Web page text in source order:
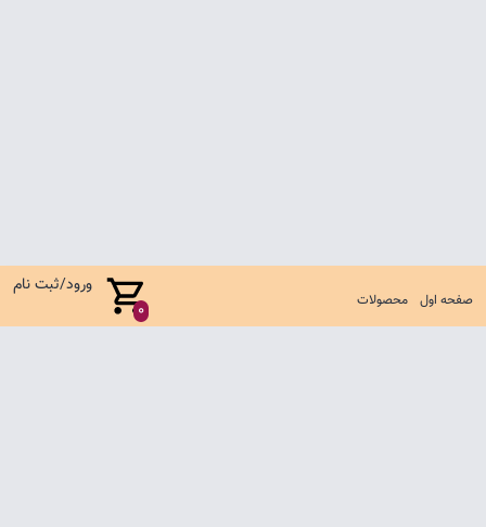
صفحه اول محصولات 0
ورود/ثبت نام